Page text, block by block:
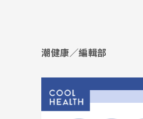
潮健康／編輯部